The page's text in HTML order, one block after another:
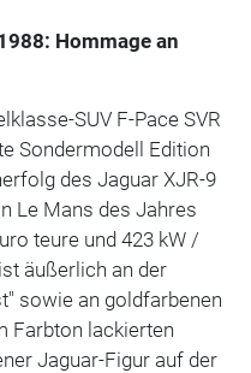
Hommage an
SUV F-Pace SVR
Sondermodell Edition
des Jaguar XJR-9
Le Mans des Jahres
teure und 423 kW /
äußerlich an der
sowie an goldfarbenen
Farbton lackierten
Jaguar-Figur auf der